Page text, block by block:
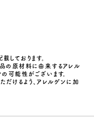
ております。
の原材料に由来するアレル
可能性がございます。
けるよう、アレルゲンに加